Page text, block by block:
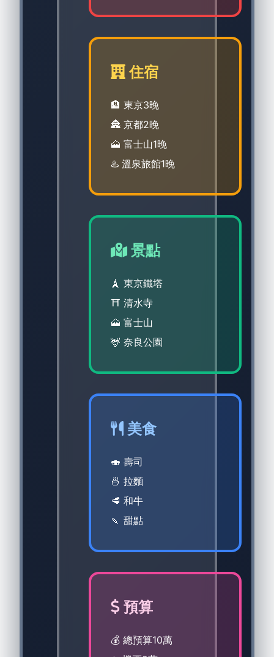
住宿
🏨 東京3晚
🏯 京都2晚
🗻 富士山1晚
♨️ 溫泉旅館1晚
景點
🗼 東京鐵塔
⛩️ 清水寺
🗻 富士山
🦌 奈良公園
美食
🍣 壽司
🍜 拉麵
🥩 和牛
🍡 甜點
預算
💰 總預算10萬